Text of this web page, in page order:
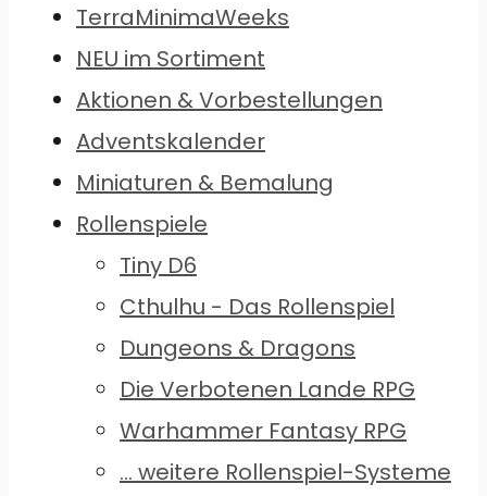
TerraMinimaWeeks
NEU im Sortiment
Aktionen & Vorbestellungen
Adventskalender
Miniaturen & Bemalung
Rollenspiele
Tiny D6
Cthulhu - Das Rollenspiel
Dungeons & Dragons
Die Verbotenen Lande RPG
Warhammer Fantasy RPG
... weitere Rollenspiel-Systeme